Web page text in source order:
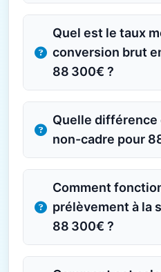
Quel est le taux
conversion brut
88 300€ ?
Quelle différence
non-cadre pour
Comment
prélèvement à la
88 300€ ?